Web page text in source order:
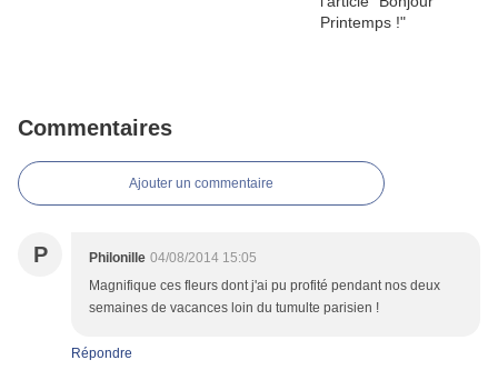
Commentaires
Ajouter un commentaire
P Philonille 04/08/2014 15:05
Magnifique ces fleurs dont j'ai pu profité pendant nos deux
semaines de vacances loin du tumulte parisien !
Répondre